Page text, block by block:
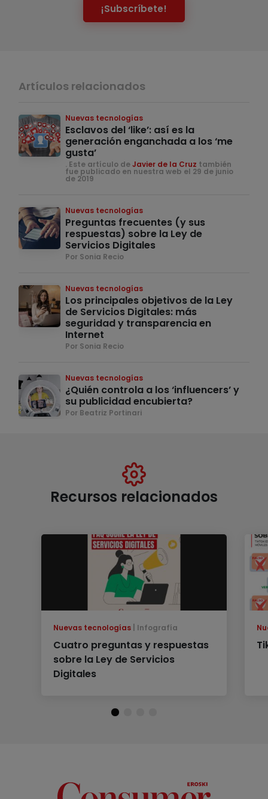
¡Subscríbete!
Artículos relacionados
Nuevas tecnologías
Esclavos del ‘like’: así es la
generación enganchada a los ‘me
gusta’
. Este artículo deJavier de la Cruz también
fue publicado en nuestra web el 29 de junio
de 2019
Nuevas tecnologías
Preguntas frecuentes (y sus
respuestas) sobre la Ley de
Servicios Digitales
Por Sonia Recio
Nuevas tecnologías
Los principales objetivos de la Ley
de Servicios Digitales: más
seguridad y transparencia en
Internet
Por Sonia Recio
Nuevas tecnologías
¿Quién controla a los ‘influencers’ y
su publicidad encubierta?
Por Beatriz Portinari
Recursos relacionados
Nuevas tecnologías Infografía
Cuatro preguntas y respuestas
sobre la Ley de Servicios
Digitales